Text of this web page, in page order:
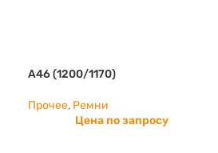
А46 (1200/1170)
Прочее, Ремни
Цена по запросу